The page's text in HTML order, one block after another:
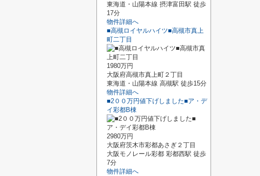
東海道・山陽本線 摂津富田駅 徒歩
17分
物件詳細へ
■高槻ロイヤルハイツ■高槻市真上
町二丁目
1980万円
大阪府高槻市真上町２丁目
東海道・山陽本線 高槻駅 徒歩15分
物件詳細へ
■2００万円値下げしました■ア・デ
イ彩都B棟
2980万円
大阪府茨木市彩都あさぎ２丁目
大阪モノレール彩都 彩都西駅 徒歩
7分
物件詳細へ